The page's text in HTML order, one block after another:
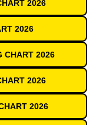
2026
2026
CHART 2026
2026
2026